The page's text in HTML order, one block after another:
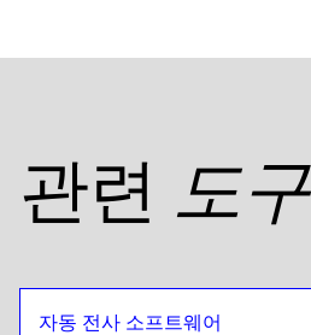
관련 도구
자동 전사 소프트웨어